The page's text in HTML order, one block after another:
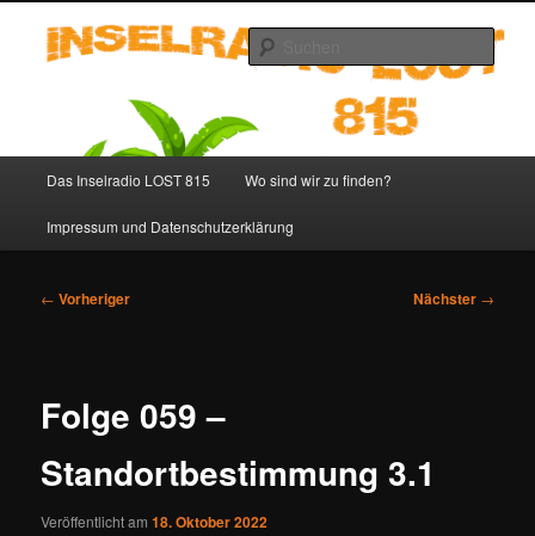
primären
Inselradio LOST 815 – LOST
Podcast deutsch
Das Inselradio LOST 815 Wo sind wir zu finden?
Impressum und Datenschutzerklärung
Beitragsnavigation
← Vorheriger Nächster →
Folge 059 –
Standortbestimmung 3.1
Veröffentlicht am18. Oktober 2022